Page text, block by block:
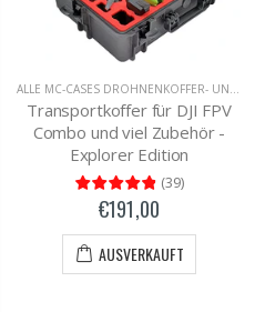
ALLE MC-CASES DROHNENKOFFER- UND RUCKSÄCKE
Transportkoffer für DJI FPV
Combo und viel Zubehör -
Explorer Edition
(39)
€191,00
AUSVERKAUFT